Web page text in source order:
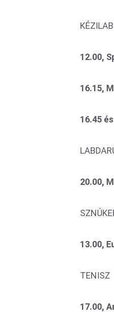
12.00,
16.15,
16.45
20.00,
13.00,
TENISZ
17.00,